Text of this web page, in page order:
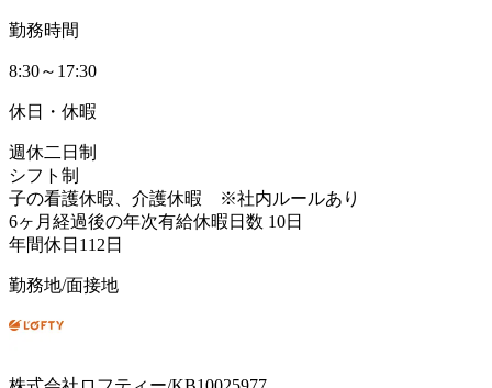
勤務時間
8:30～17:30
休日・休暇
週休二日制
シフト制
子の看護休暇、介護休暇 ※社内ルールあり
6ヶ月経過後の年次有給休暇日数 10日
年間休日112日
勤務地/面接地